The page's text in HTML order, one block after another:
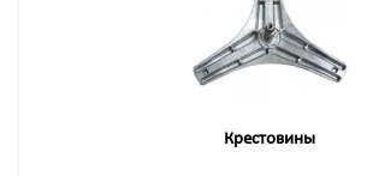
Крестовины